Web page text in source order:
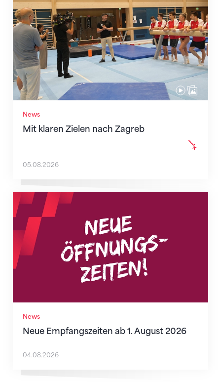
News
Mit klaren Zielen nach Zagreb
05.08.2026
News
Neue Empfangszeiten ab 1. August 2026
Neue Empfangszeiten ab 1. August 2026
04.08.2026